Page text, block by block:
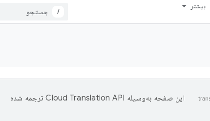
بیشتر
/
این صفحه به‌وسیله
ترجمه شده